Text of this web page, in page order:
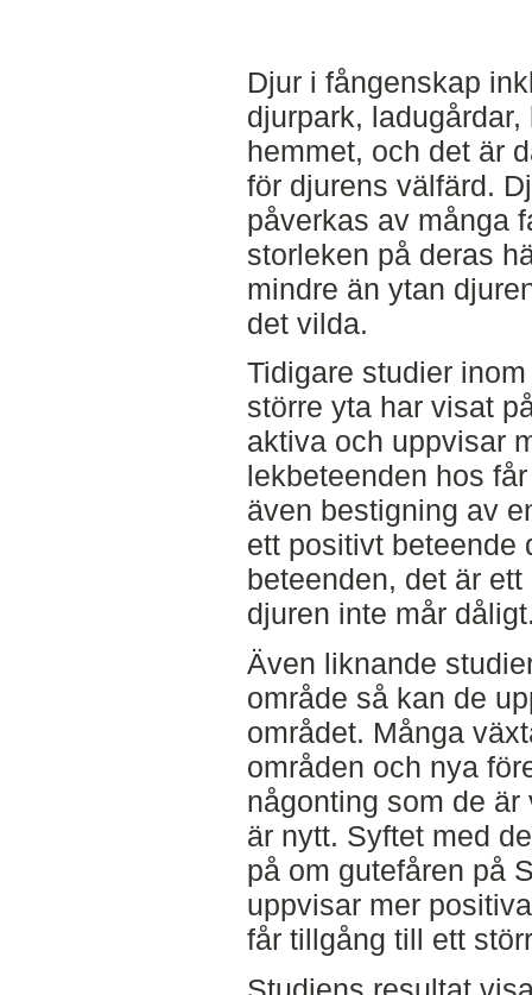
Djur i fångenskap
djurpark,
hemmet, och det är
för djurens välfärd.
påverkas av många
storleken på deras
mindre än ytan
det vilda.
Tidigare studier
större yta har visat
aktiva och uppvisar
lekbeteenden hos
även bestigning av
ett positivt beteende
beteenden, det är
djuren inte mår
Även liknande
område så kan de
området. Många
områden och nya
någonting som de
är nytt. Syftet med
på om gutefåren på
uppvisar mer
får tillgång till ett